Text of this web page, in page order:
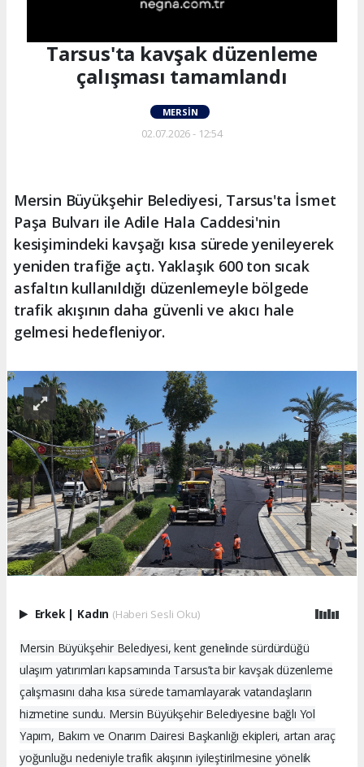
Tarsus'ta kavşak düzenleme
çalışması tamamlandı
MERSIN
02.07.2026 - 12:54
Mersin Büyükşehir Belediyesi, Tarsus'ta İsmet
Paşa Bulvarı ile Adile Hala Caddesi'nin
kesişimindeki kavşağı kısa sürede yenileyerek
yeniden trafiğe açtı. Yaklaşık 600 ton sıcak
asfaltın kullanıldığı düzenlemeyle bölgede
trafik akışının daha güvenli ve akıcı hale
gelmesi hedefleniyor.
Erkek Kadın (Haberi Sesli Oku)
Mersin Büyükşehir Belediyesi, kent genelinde sürdürdüğü
ulaşım yatırımları kapsamında Tarsus’ta bir kavşak düzenleme
çalışmasını daha kısa sürede tamamlayarak vatandaşların
hizmetine sundu. Mersin Büyükşehir Belediyesine bağlı Yol
Yapım, Bakım ve Onarım Dairesi Başkanlığı ekipleri, artan araç
yoğunluğu nedeniyle trafik akışının iyileştirilmesine yönelik